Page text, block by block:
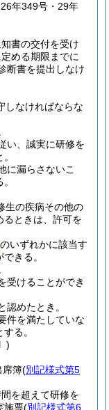
年349号・29年
書の交付を受け
める期限までに
断書を提出しなけ
しなければならな
い、誠実に研修を
に漏らさないこ
生の疾病その他の
るときは、許可を
のいずれかに該当す
きる。
受けることができ
認めたとき。
件を満たしていな
る。
)
席簿(別記様式第5
を超えて研修を
施票(別記様式第6